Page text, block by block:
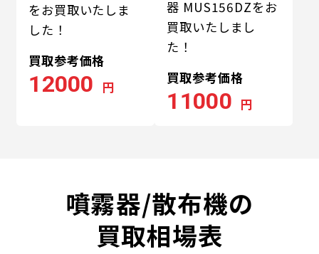
をお買取いたしま
した！
買取参考価格
12000 円
器 MUS156DZをお
買取いたしまし
た！
買取参考価格
11000 円
噴霧器/散布機の
買取相場表